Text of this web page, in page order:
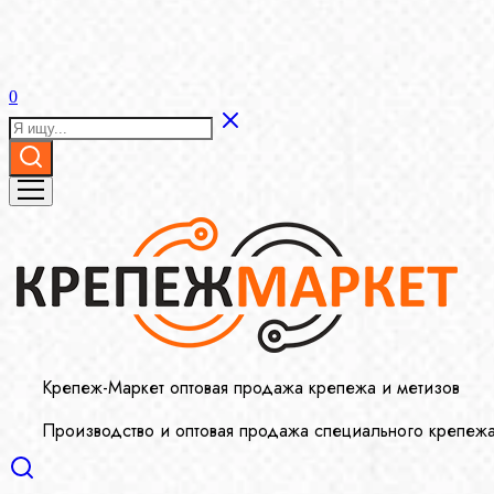
0
Крепеж-Маркет оптовая продажа крепежа и метизов
Производство и оптовая продажа специального